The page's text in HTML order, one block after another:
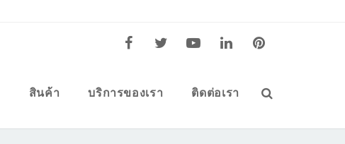
สินค้า บริการของเรา ติดต่อเรา